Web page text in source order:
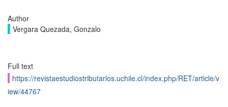
Author
Vergara Quezada, Gonzalo
Full text
https://revistaestudiostributarios.uchile.cl/index.php/RET/article/v
iew/44767